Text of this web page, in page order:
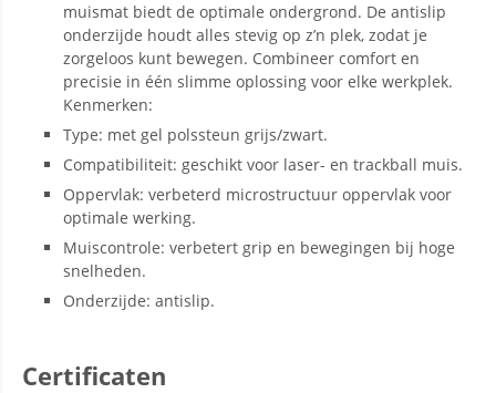
muismat biedt de optimale ondergrond. De antislip
onderzijde houdt alles stevig op z’n plek, zodat je
zorgeloos kunt bewegen. Combineer comfort en
precisie in één slimme oplossing voor elke werkplek.
Kenmerken:
Type: met gel polssteun grijs/zwart.
Compatibiliteit: geschikt voor laser- en trackball muis.
Oppervlak: verbeterd microstructuur oppervlak voor
optimale werking.
Muiscontrole: verbetert grip en bewegingen bij hoge
snelheden.
Onderzijde: antislip.
Certificaten